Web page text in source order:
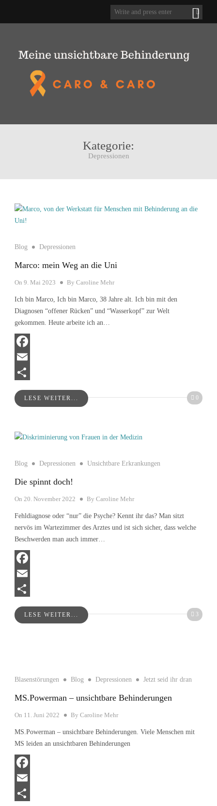
Kategorie:
Depressionen
Blog Depressionen
Marco: mein Weg an die Uni
On 9. Mai 2023 By Caroline Mehr
Ich bin Marco, Ich bin Marco, 38 Jahre alt. Ich bin mit den
Diagnosen “offener Rücken” und “Wasserkopf” zur Welt
gekommen. Heute arbeite ich an…
Facebook
Email
LESE WEITER... 0
Blog Depressionen Unsichtbare Erkrankungen
Die spinnt doch!
On 20. November 2022 By Caroline Mehr
Fehldiagnose oder “nur” die Psyche? Kennt ihr das? Man sitzt
nervös im Wartezimmer des Arztes und ist sich sicher, dass welche
Beschwerden man auch immer…
Facebook
Email
LESE WEITER... 3
Blasenstörungen Blog Depressionen Jetzt seid ihr dran
MS.Powerman – unsichtbare Behinderungen
On 11. Juni 2022 By Caroline Mehr
MS.Powerman – unsichtbare Behinderungen. Viele Menschen mit
MS leiden an unsichtbaren Behinderungen
Facebook
Email